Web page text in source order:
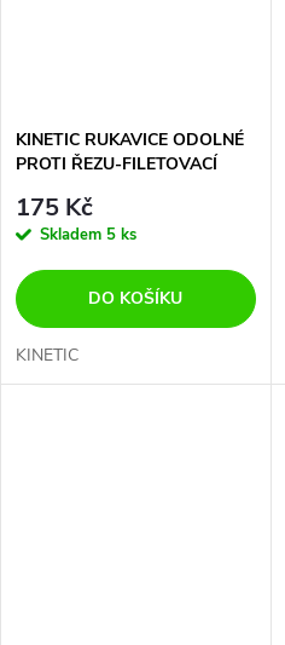
KINETIC RUKAVICE ODOLNÉ
PROTI ŘEZU-FILETOVACÍ
175 Kč
Skladem 5 ks
DO KOŠÍKU
KINETIC